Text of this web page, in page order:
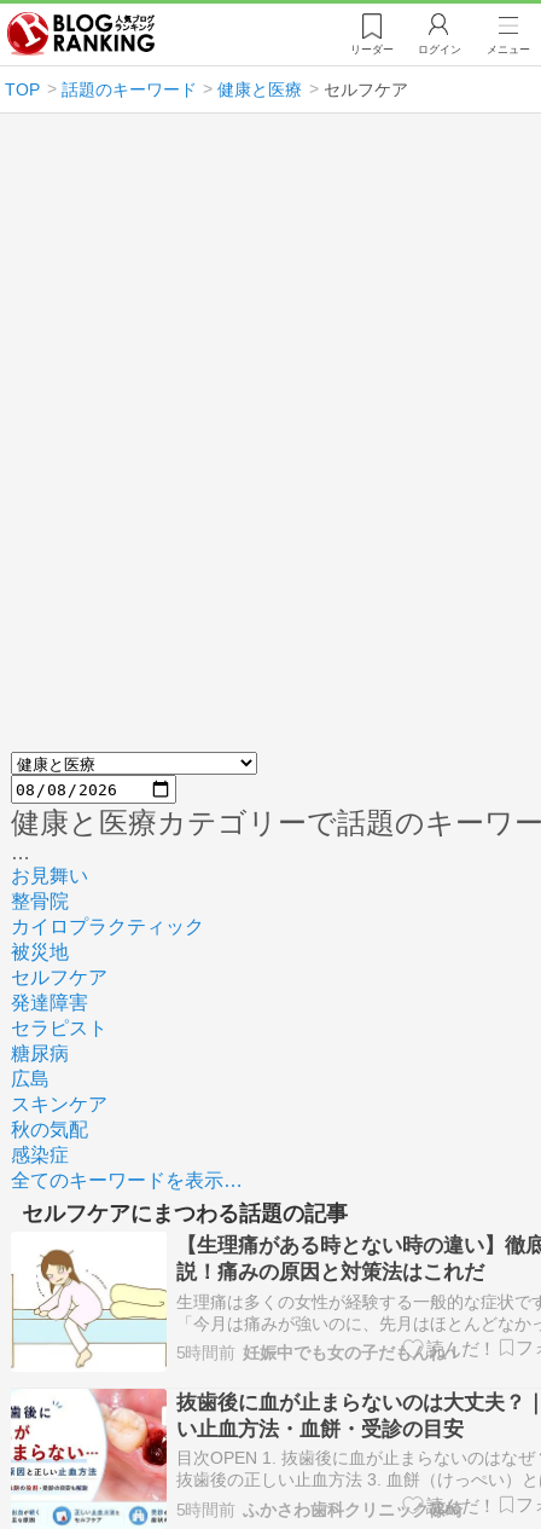
リーダー ログイン メニュー
TOP 話題のキーワード 健康と医療 セルフケア
健康と医療カテゴリーで話題のキーワ
…
お見舞い
整骨院
カイロプラクティック
被災地
セルフケア
発達障害
セラピスト
糖尿病
広島
スキンケア
秋の気配
感染症
全てのキーワードを表示…
セルフケアにまつわる話題の記事
【生理痛がある時とない時の違い】徹
説！痛みの原因と対策法はこれだ
生理痛は多くの女性が経験する一般的な症状で
「今月は痛みが強いのに、先月はほとんどなか
「人によって、あるいは月によってなぜ違いが
だろう？」と疑問に思ったことはありませんか
痛があるときとないときでは、体内の状態やラ
タイルにいくつかの異なる要因が隠されてい…
5時間前 妊娠中でも女の子だもんね！
抜歯後に血が止まらないのは大丈夫？
い止血方法・血餅・受診の目安
目次OPEN 1. 抜歯後に血が止まらないのはなぜ
抜歯後の正しい止血方法 3. 血餅（けっぺい）
3.1. 血餅の主な役割 3.1.1. ① 抜歯窩を保護す
② 新しい組織の土台になる 3.1.3. ③ 出血を止
5時間前 ふかさわ歯科クリニック篠崎